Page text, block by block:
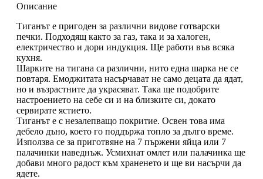
Описание
Тиганът е пригоден за различни видове готварски
печки. Подходящ както за газ, така и за халоген,
електричество и дори индукция. Ще работи във всяка
кухня.
Шарките на тигана са различни, нито една шарка не се
повтаря. Емоджитата насърчават не само децата да ядат,
но и възрастните да украсяват. Така ще подобрите
настроението на себе си и на близките си, докато
сервирате ястието.
Тиганът е с незалепващо покритие. Освен това има
дебело дъно, което го поддържа топло за дълго време.
Използва се за приготвяне на 7 пържени яйца или 7
палачинки наведнъж. Усмихнат омлет или палачинка ще
добави много радост към храненето и ще ви насърчи да
ядете.